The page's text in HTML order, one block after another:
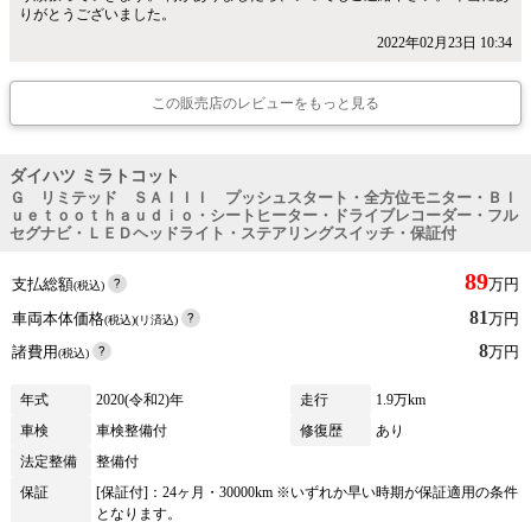
りがとうございました。
2022年02月23日 10:34
この販売店のレビューをもっと見る
ダイハツ ミラトコット
Ｇ リミテッド ＳＡＩＩＩ プッシュスタート・全方位モニター・Ｂｌ
ｕｅｔｏｏｔｈａｕｄｉｏ・シートヒーター・ドライブレコーダー・フル
セグナビ・ＬＥＤヘッドライト・ステアリングスイッチ・保証付
支払総額(税込) 89万円
車両本体価格(税込)(リ済込) 81万円
諸費用(税込) 8万円
年式 2020(令和2)年 走行
1.9万km
車検
車検整備付 修復歴
あり
法定整備
整備付
保証
[保証付]：24ヶ月・30000km ※いずれか早い時期が保証適用の条件
となります。